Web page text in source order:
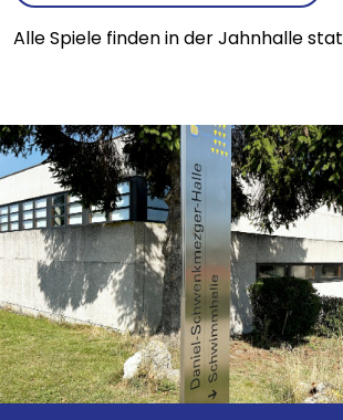
Alle Spiele finden in der Jahnhalle
Bild